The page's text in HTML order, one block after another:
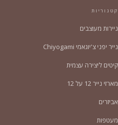
קטגוריות
ניירות מעוצבים
נייר יפני צ'יוגאמי Chiyogami
קיטים ליצירה עצמית
מארזי נייר 12 על 12
אביזרים
מעטפות